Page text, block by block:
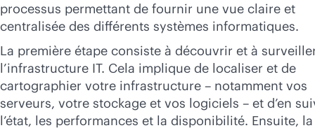
processus permettant de fournir une vue claire et
centralisée des différents systèmes informatiques.
La première étape consiste à découvrir et à
l’infrastructure IT. Cela implique de localiser et de
cartographier votre infrastructure – notamment vos
serveurs, votre stockage et vos logiciels – et d’en
l’état, les performances et la disponibilité. Ensuite, la